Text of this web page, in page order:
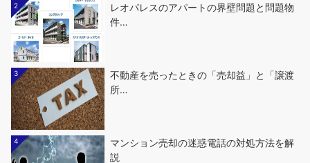
2
レオパレスのアパートの界壁問題と問題物
件…
3
不動産を売ったときの「売却益」と「譲渡
所…
4
マンション売却の迷惑電話の対処方法を解
説